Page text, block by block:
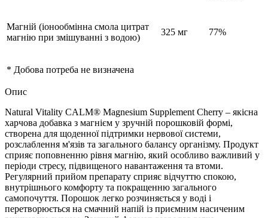
Магній (іонообмінна смола цитрат
магнію при змішуванні з водою)
325 мг 77%
* Добова потреба не визначена
Опис
Natural Vitality CALM® Magnesium Supplement Cherry – якісна
харчова добавка з магнієм у зручній порошковій формі,
створена для щоденної підтримки нервової системи,
розслаблення м'язів та загального балансу організму. Продукт
сприяє поповненню рівня магнію, який особливо важливий у
періоди стресу, підвищеного навантаження та втоми.
Регулярний прийом препарату сприяє відчуттю спокою,
внутрішнього комфорту та покращенню загального
самопочуття. Порошок легко розчиняється у воді і
перетворюється на смачний напій із приємним насиченим